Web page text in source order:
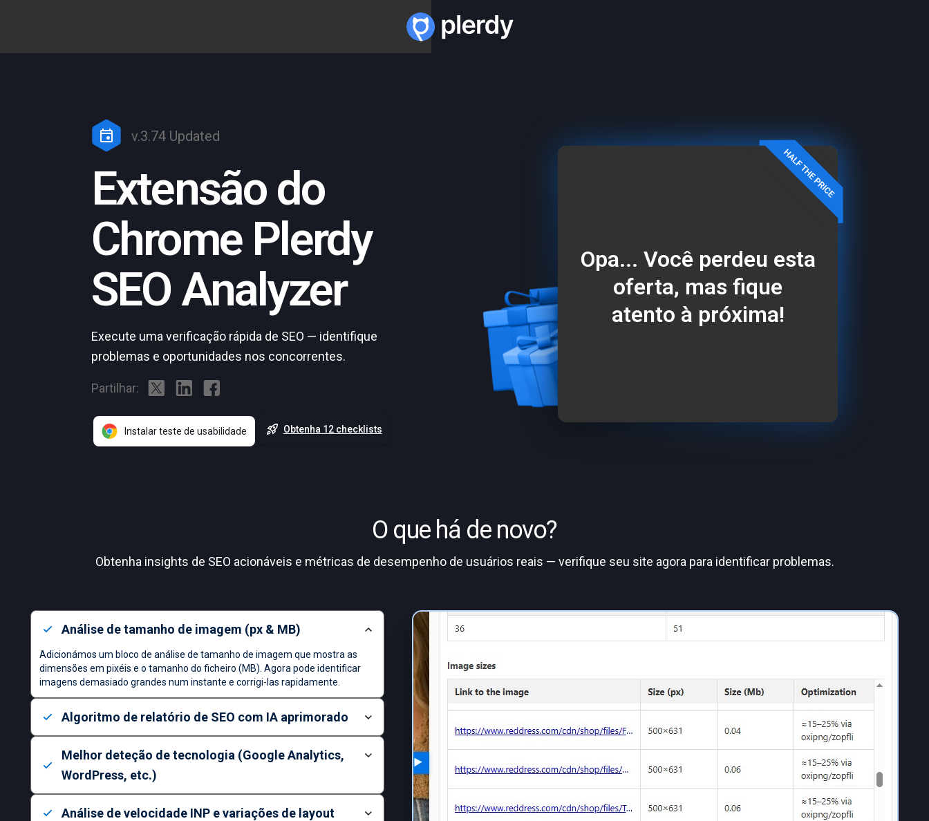
v.3.74 Updated
Extensão do
Chrome Plerdy
SEO Analyzer
Execute uma verificação rápida de SEO — identifique
problemas e oportunidades nos concorrentes.
Partilhar:
Instalar teste de usabilidade Obtenha 12 checklists
Opa... Você perdeu esta
oferta, mas fique
atento à próxima!
O que há de novo?
Obtenha insights de SEO acionáveis e métricas de desempenho de usuários reais — verifique seu site agora para identificar problemas.
Análise de tamanho de imagem (px & MB)
Adicionámos um bloco de análise de tamanho de imagem que mostra as
dimensões em pixéis e o tamanho do ficheiro (MB). Agora pode identificar
imagens demasiado grandes num instante e corrigi-las rapidamente.
Algoritmo de relatório de SEO com IA aprimorado
Melhor deteção de tecnologia (Google Analytics,
WordPress, etc.)
Análise de velocidade INP e variações de layout